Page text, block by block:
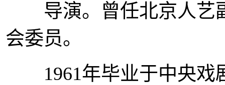
导演。曾任北京人艺
会委员。
1961年毕业于中央戏